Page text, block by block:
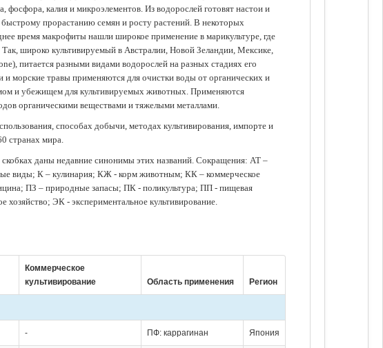
калия и микроэлементов. Из водорослей готовят настои и
прорастанию семян и росту растений. В некоторых
время макрофиты нашли широкое применение в марикультуре, где
широко культивируемый в Австралии, Новой Зеландии, Мексике,
питается разными видами водорослей на разных стадиях его
морские травы применяются для очистки воды от органических и
и убежищем для культивируемых животных. Применяются
органическими веществами и тяжелыми металлами.
способах добычи, методах культивирования, импорте и
странах мира.
даны недавние синонимы этих названий. Сокращения: АТ –
виды; К – кулинария; КЖ - корм животным; КК – коммерческое
ПЗ – природные запасы; ПК - поликультура; ПП - пищевая
ЭК - экспериментальное культивирование.
Коммерческое
культивирование
Область применения Регион
- ПФ: каррагинан Япония